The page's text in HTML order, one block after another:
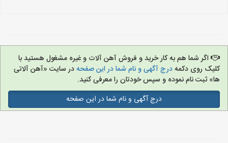
اگر شما هم به کار خرید و فروش آهن آلات و غیره مشغول هستید با
کلیک روی دکمهدرج آگهی و نام شما در این صفحهدر سایت «آهن آلاتی
ها» ثبت نام نموده و سپس خودتان را معرفی کنید.
درج آگهی و نام شما در این صفحه